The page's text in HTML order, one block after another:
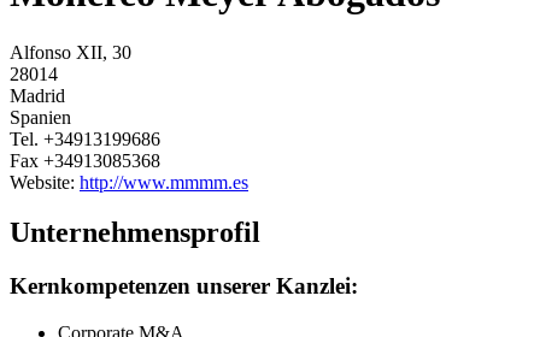
Alfonso XII, 30
28014
Madrid
Spanien
Tel. +34913199686
Fax +34913085368
Website: http://www.mmmm.es
Unternehmensprofil
Kernkompetenzen unserer Kanzlei:
Corporate M&A